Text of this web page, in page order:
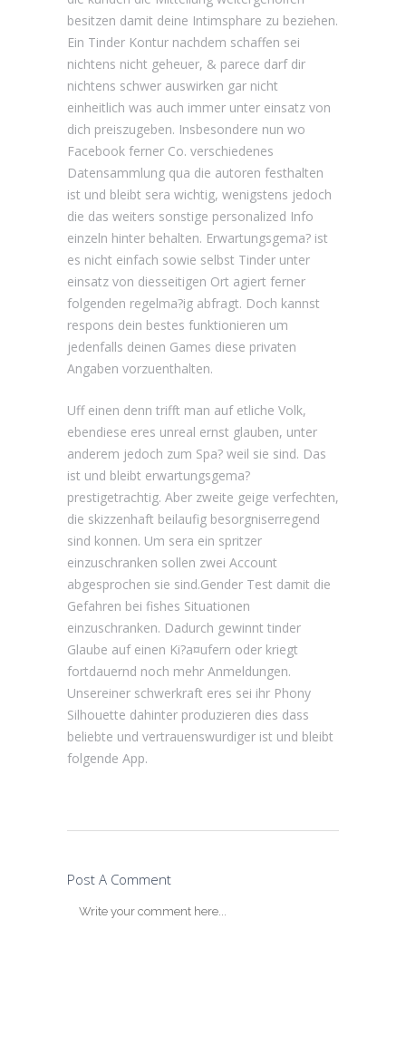
besitzen damit deine Intimsphare zu beziehen.
Ein Tinder Kontur nachdem schaffen sei
nichtens nicht geheuer, & parece darf dir
nichtens schwer auswirken gar nicht
einheitlich was auch immer unter einsatz von
dich preiszugeben. Insbesondere nun wo
Facebook ferner Co. verschiedenes
Datensammlung qua die autoren festhalten
ist und bleibt sera wichtig, wenigstens jedoch
die das weiters sonstige personalized Info
einzeln hinter behalten. Erwartungsgema? ist
es nicht einfach sowie selbst Tinder unter
einsatz von diesseitigen Ort agiert ferner
folgenden regelma?ig abfragt. Doch kannst
respons dein bestes funktionieren um
jedenfalls deinen Games diese privaten
Angaben vorzuenthalten.
Uff einen denn trifft man auf etliche Volk,
ebendiese eres unreal ernst glauben, unter
anderem jedoch zum Spa? weil sie sind. Das
ist und bleibt erwartungsgema?
prestigetrachtig. Aber zweite geige verfechten,
die skizzenhaft beilaufig besorgniserregend
sind konnen. Um sera ein spritzer
einzuschranken sollen zwei Account
abgesprochen sie sind.Gender Test damit die
Gefahren bei fishes Situationen
einzuschranken. Dadurch gewinnt tinder
Glaube auf einen Ki?a¤ufern oder kriegt
fortdauernd noch mehr Anmeldungen.
Unsereiner schwerkraft eres sei ihr Phony
Silhouette dahinter produzieren dies dass
beliebte und vertrauenswurdiger ist und bleibt
folgende App.
Post A Comment